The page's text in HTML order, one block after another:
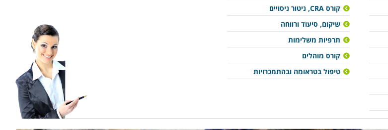
קורס CRA, ניטור ניסויים
שיקום, סיעוד ורווחה
תרפיות משלימות
קורס מוהלים
טיפול בטראומה ובהתמכרויות